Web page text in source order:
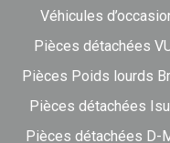
Véhicules
Pièces détachées
Pièces Poids lourds
Pièces détachées
Pièces détachées D-